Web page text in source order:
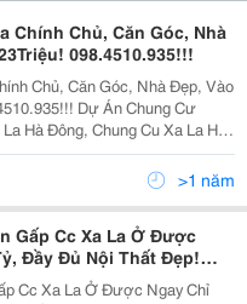
Chính Chủ, Căn Góc, Nhà
098.4510.935!!!
Chủ, Căn Góc, Nhà Đẹp, Vào
Án Chung Cư
Hà Đông, Chung Cu Xa La Ha
Cư Xa La Phúc La Hà Đông.
Xa La Hà Đông, Du An Chung Cu
>1 năm
Gấp Cc Xa La Ở Được
Đầy Đủ Nội Thất Đẹp!
Cc Xa La Ở Được Ngay Chỉ